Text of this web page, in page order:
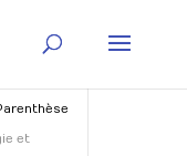
et